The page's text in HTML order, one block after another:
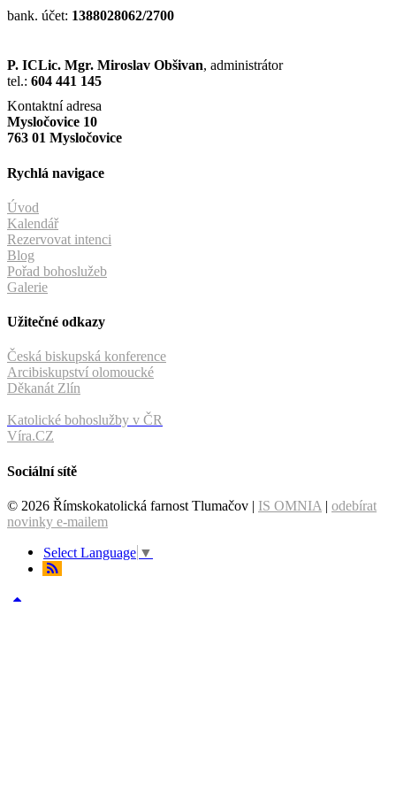
bank. účet: 1388028062/2700
P. ICLic. Mgr. Miroslav Obšivan, administrátor
tel.: 604 441 145
Kontaktní adresa
Mysločovice 10
763 01 Mysločovice
Rychlá navigace
Úvod
Kalendář
Rezervovat intenci
Blog
Pořad bohoslužeb
Galerie
Užitečné odkazy
Česká biskupská konference
Arcibiskupství olomoucké
Děkanát Zlín
Katolické bohoslužby v ČR
Víra.CZ
Sociální sítě
© 2026 Římskokatolická farnost Tlumačov | IS OMNIA | odebírat
novinky e-mailem
Select Language ▼